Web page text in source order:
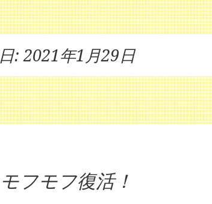
日:2021年1月29日
モフモフ復活！